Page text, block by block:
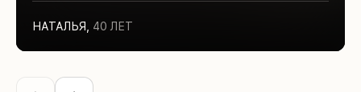
НАТАЛЬЯ 40 ЛЕТ